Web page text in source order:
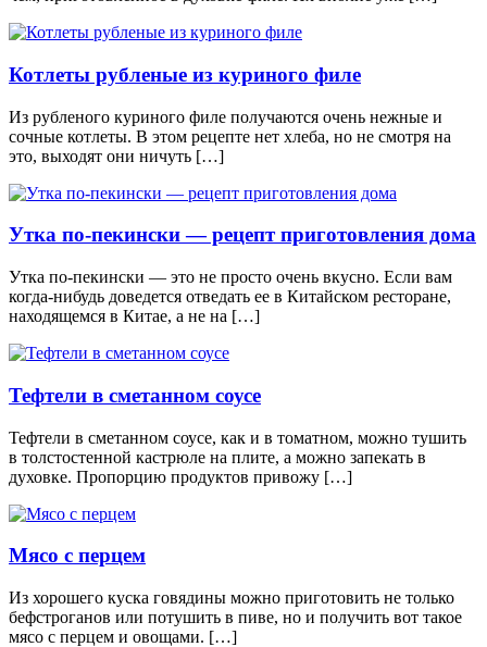
Котлеты рубленые из куриного филе
Из рубленого куриного филе получаются очень нежные и
сочные котлеты. В этом рецепте нет хлеба, но не смотря на
это, выходят они ничуть […]
Утка по-пекински — рецепт приготовления дома
Утка по-пекински — это не просто очень вкусно. Если вам
когда-нибудь доведется отведать ее в Китайском ресторане,
находящемся в Китае, а не на […]
Тефтели в сметанном соусе
Тефтели в сметанном соусе, как и в томатном, можно тушить
в толстостенной кастрюле на плите, а можно запекать в
духовке. Пропорцию продуктов привожу […]
Мясо с перцем
Из хорошего куска говядины можно приготовить не только
бефстроганов или потушить в пиве, но и получить вот такое
мясо с перцем и овощами. […]